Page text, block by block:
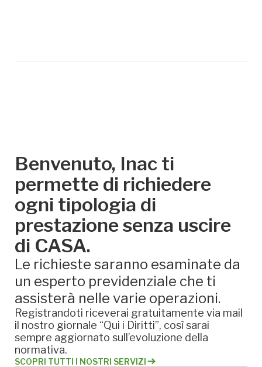
Benvenuto, Inac ti
permette di richiedere
ogni tipologia di
prestazione senza uscire
di CASA.
Le richieste saranno esaminate da
un esperto previdenziale che ti
assisterà nelle varie operazioni.
Registrandoti riceverai gratuitamente via mail
il nostro giornale “Qui i Diritti”, così sarai
sempre aggiornato sull’evoluzione della
normativa.
SCOPRI TUTTI I NOSTRI SERVIZI